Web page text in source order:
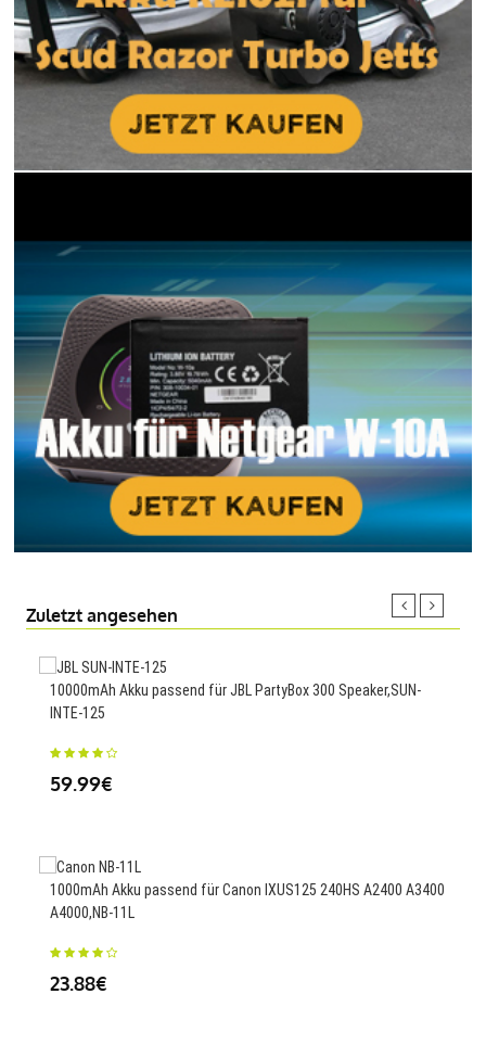
Zuletzt angesehen
10000mAh Akku passend für JBL PartyBox 300 Speaker,SUN-
INTE-125
59.99€
1000mAh Akku passend für Canon IXUS125 240HS A2400 A3400
A4000,NB-11L
23.88€